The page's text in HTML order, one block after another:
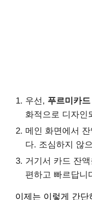
우선, 푸르미카드
화적으로 디자인
메인 화면에서
다. 조심하지 않
거기서 카드 잔
편하고 빠르답니
이제는 이렇게 간